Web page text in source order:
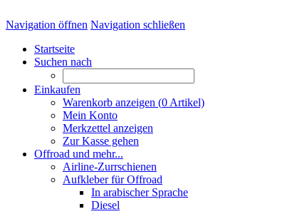
Navigation öffnen Navigation schließen
Startseite
Suchen nach
Einkaufen
Warenkorb anzeigen (0 Artikel)
Mein Konto
Merkzettel anzeigen
Zur Kasse gehen
Offroad und mehr...
Airline-Zurrschienen
Aufkleber für Offroad
In arabischer Sprache
Diesel